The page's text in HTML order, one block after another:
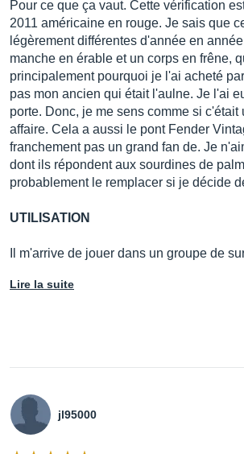
Pour ce que ça vaut. Cette vérification
2011 américaine en rouge. Je sais que
légèrement différentes d'année en
manche en érable et un corps en frêne,
principalement pourquoi je l'ai acheté
pas mon ancien qui était l'aulne. Je l'ai
porte. Donc, je me sens comme si c'était
affaire. Cela a aussi le pont Fender
franchement pas un grand fan de. Je
dont ils répondent aux sourdines de
probablement le remplacer si je décide
UTILISATION
Il m'arrive de jouer dans un groupe de
Lire la suite
jl95000